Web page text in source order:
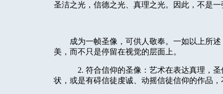
圣洁之光，信德之光、真理之光。因此，不是
成为一帧圣像，可供人敬奉。一如以上所
美，而不只是停留在视觉的层面上。
2. 符合信仰的圣像：艺术在表达真理，
状，或是有碍信徒虔诚、动摇信徒信仰的作品